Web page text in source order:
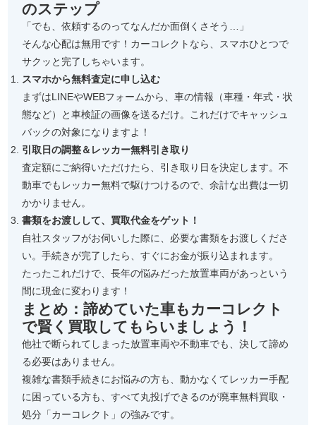
のステップ
「でも、依頼するのってなんだか面倒くさそう…」
そんな心配は無用です！カーコレクトなら、スマホひとつで
サクッと完了しちゃいます。
スマホから無料査定に申し込む
まずはLINEやWEBフォームから、車の情報（車種・年式・状
態など）と車検証の画像を送るだけ。これだけでキャッシュ
バックの対象になりますよ！
引取日の調整＆レッカー無料引き取り
査定額にご納得いただけたら、引き取り日を決定します。不
動車でもレッカー無料で駆けつけるので、余計な出費は一切
かかりません。
書類をお渡しして、買取代金をゲット！
自社スタッフがお伺いした際に、必要な書類をお渡しくださ
い。手続きが完了したら、すぐにお金が振り込まれます。
たったこれだけで、長年の悩みだった放置車両があっという
間に現金に変わります！
まとめ：諦めていた車もカーコレクト
で賢く買取してもらいましょう！
他社で断られてしまった放置車両や不動車でも、決して諦め
る必要はありません。
複雑な書類手続きにお悩みの方も、動かなくてレッカー手配
に困っている方も、すべて丸投げできるのが廃車無料買取・
処分「カーコレクト」の強みです。